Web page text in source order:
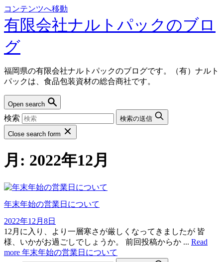
コンテンツへ移動
有限会社ナルトパックのブロ
グ
福岡県の有限会社ナルトパックのブログです。（有）ナルト
パックは、食品包装資材の総合商社です。
Open search
検索 検索の送信
Close search form
月: 2022年12月
年末年始の営業日について
2022年12月8日
12月に入り、より一層寒さが厳しくなってきましたが 皆
様、いかがお過ごしでしょうか。 前回投稿からか ... Read
more 年末年始の営業日について